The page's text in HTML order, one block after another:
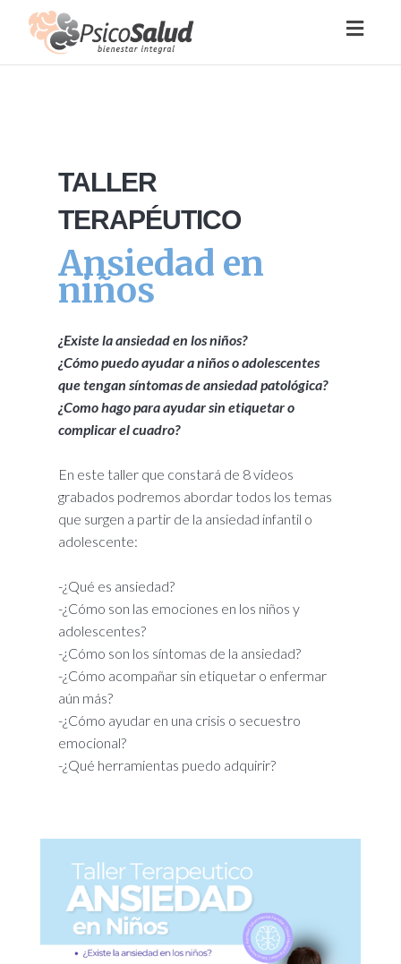
TALLER
TERAPÉUTICO
Ansiedad en
niños
¿Existe la ansiedad en los niños?
¿Cómo puedo ayudar a niños o adolescentes
que tengan síntomas de ansiedad patológica?
¿Como hago para ayudar sin etiquetar o
complicar el cuadro?
En este taller que constará de 8 videos
grabados podremos abordar todos los temas
que surgen a partir de la ansiedad infantil o
adolescente:
-¿Qué es ansiedad?
-¿Cómo son las emociones en los niños y
adolescentes?
-¿Cómo son los síntomas de la ansiedad?
-¿Cómo acompañar sin etiquetar o enfermar
aún más?
-¿Cómo ayudar en una crisis o secuestro
emocional?
-¿Qué herramientas puedo adquirir?